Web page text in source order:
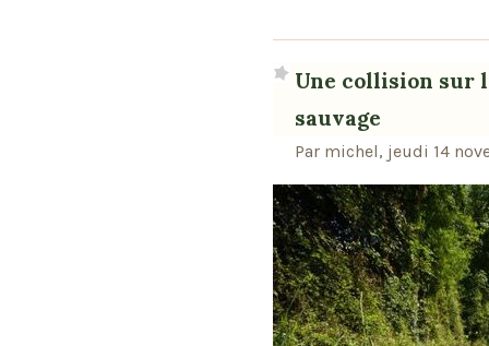
Une collision sur
sauvage
Par michel, jeudi 14